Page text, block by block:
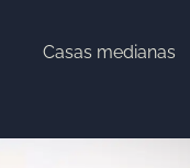
Casas medianas